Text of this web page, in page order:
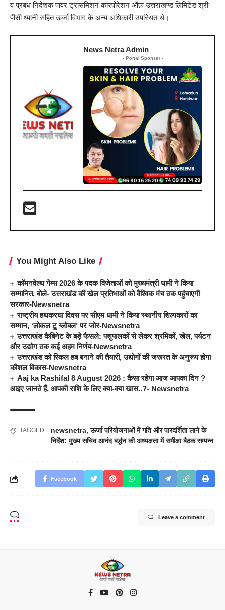
व प्रबंध निदेशक पावर ट्रांसमिशन कारपोरेशन ऑफ़ उत्तराखण्ड लिमिटेड श्री
पीसी ध्यानी सहित ऊर्जा विभाग के अन्य अधिकारी उपस्थित थे।
News Netra Admin
- Portal Sponser -
You Might Also Like
कॉमनवेल्थ गेम्स 2026 के पदक विजेताओं को मुख्यमंत्री धामी ने किया
सम्मानित, बोले- उत्तराखंड की खेल प्रतिभाओं को वैश्विक मंच तक पहुंचाएगी
सरकार-Newsnetra
राष्ट्रीय हथकरघा दिवस पर सीएम धामी ने किया स्थानीय शिल्पकारों का
सम्मान, ‘लोकल टू ग्लोबल’ पर जोर-Newsnetra
उत्तराखंड कैबिनेट के बड़े फैसले: पशुपालकों से लेकर श्रमिकों, खेल, पर्यटन
और उद्योग तक कई अहम निर्णय-Newsnetra
उत्तराखंड को स्किल हब बनाने की तैयारी, उद्योगों की जरूरत के अनुरूप होगा
कौशल विकास-Newsnetra
Aaj ka Rashifal 8 August 2026 : कैसा रहेगा आज आपका दिन ?
आइए जानते हैं, आपकी राशि के लिए क्या-क्या खास..?- Newsnetra
TAGGED: newsnetra,ऊर्जा परियोजनाओं में गति और पारदर्शिता लाने के
निर्देश: मुख्य सचिव आनंद बर्द्धन की अध्यक्षता में समीक्षा बैठक सम्पन्न
Facebook
Leave a comment